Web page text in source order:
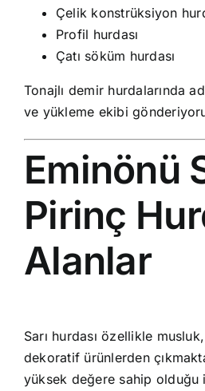
Çelik konstrüksiyon
Profil hurdası
Çatı söküm hurdası
Tonajlı demir hurdalarında
ve yükleme ekibi
Eminönü
Pirinç
Alanlar
Sarı hurdası özellikle
dekoratif ürünlerden
yüksek değere sahip